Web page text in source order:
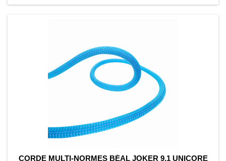
CORDE MULTI-NORMES BÉAL JOKER 9.1 UNICORE